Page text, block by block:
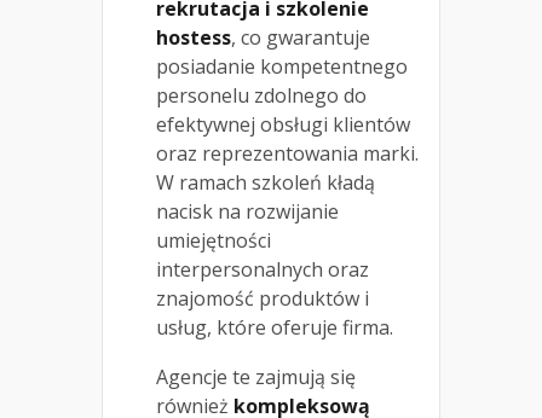
rekrutacja i szkolenie
hostess, co gwarantuje
posiadanie kompetentnego
personelu zdolnego do
efektywnej obsługi klientów
oraz reprezentowania marki.
W ramach szkoleń kładą
nacisk na rozwijanie
umiejętności
interpersonalnych oraz
znajomość produktów i
usług, które oferuje firma.
Agencje te zajmują się
również kompleksową